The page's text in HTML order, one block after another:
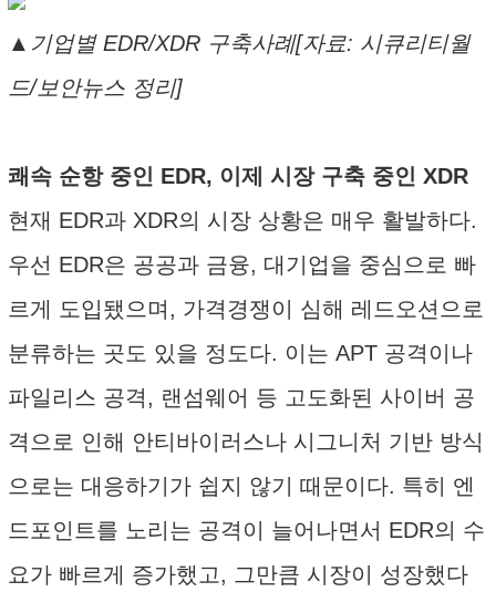
▲기업별 EDR/XDR 구축사례[자료: 시큐리티월
드/보안뉴스 정리]
쾌속 순항 중인 EDR, 이제 시장 구축 중인 XDR
현재 EDR과 XDR의 시장 상황은 매우 활발하다.
우선 EDR은 공공과 금융, 대기업을 중심으로 빠
르게 도입됐으며, 가격경쟁이 심해 레드오션으로
분류하는 곳도 있을 정도다. 이는 APT 공격이나
파일리스 공격, 랜섬웨어 등 고도화된 사이버 공
격으로 인해 안티바이러스나 시그니처 기반 방식
으로는 대응하기가 쉽지 않기 때문이다. 특히 엔
드포인트를 노리는 공격이 늘어나면서 EDR의 수
요가 빠르게 증가했고, 그만큼 시장이 성장했다